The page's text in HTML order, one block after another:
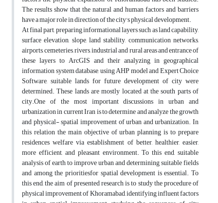
The results show that the natural and human factors and barriers
have a major role in direction of the city's physical development.
At final part, preparing informational layers such as land capability,
surface elevation, slope, land stability, communication networks,
airports, cemeteries, rivers, industrial and rural areas and entrance of
these layers to ArcGIS and their analyzing in geographical
information system database, using AHP model and Expert Choice
Software, suitable lands for future development of city were
determined. These lands are mostly located at the south parts of
city.One of the most important discussions in urban and
urbanization in current Iran is to determine and analyze the growth
and physical- spatial improvement of urban and urbanization. In
this relation the main objective of urban planning is to prepare
residences welfare via establishment of better, healthier, easier,
more efficient, and pleasant environment. To this end, suitable
analysis of earth to improve urban and determining suitable fields‌
and among the prioritiesfor spatial development is essential. To
this end, the aim of presented research is to study the procedure of
physical improvement of Khoramabad, identifying influent factors